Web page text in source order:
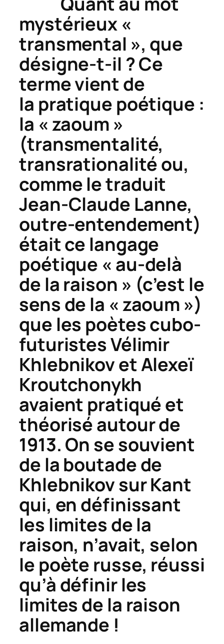
mystérieux «
transmental », que
désigne-t-il ? Ce
terme vient de
la pratique poétique :
la « zaoum »
(transmentalité,
transrationalité ou,
comme le traduit
Jean-Claude Lanne,
outre-entendement)
était ce langage
poétique « au-delà
de la raison » (c’est le
sens de la « zaoum »)
que les poètes cubo-
futuristes Vélimir
Khlebnikov et Alexeï
Kroutchonykh
avaient pratiqué et
théorisé autour de
1913. On se souvient
de la boutade de
Khlebnikov sur Kant
qui, en définissant
les limites de la
raison, n’avait, selon
le poète russe, réussi
qu’à définir les
limites de la raison
allemande !